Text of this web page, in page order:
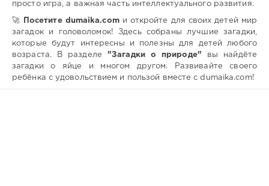
просто игра, а важная часть интеллектуального развития.
🚀 Посетите dumaika.comи откройте для своих детей мир
загадок и головоломок! Здесь собраны лучшие загадки,
которые будут интересны и полезны для детей любого
возраста. В разделе "Загадки о природе" вы найдёте
загадки о яйце и многом другом. Развивайте своего
ребёнка с удовольствием и пользой вместе с dumaika.com!